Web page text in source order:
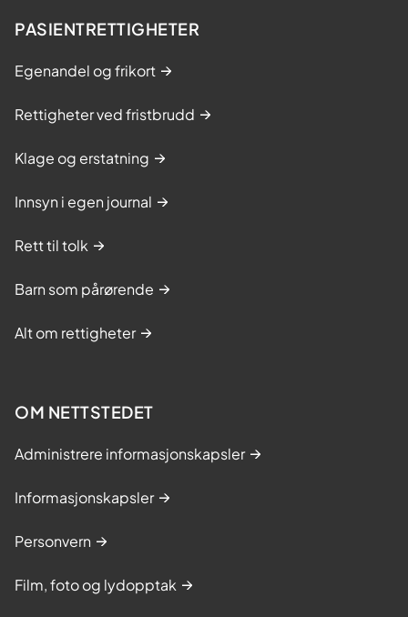
PASIENTRETTIGHETER
Egenandel og frikort
Rettigheter ved fristbrudd
Klage og erstatning
Innsyn i egen journal
Rett til tolk
Barn som pårørende
Alt om rettigheter
OM NETTSTEDET
Administrere informasjonskapsler
Informasjonskapsler
Personvern
Film, foto og lydopptak